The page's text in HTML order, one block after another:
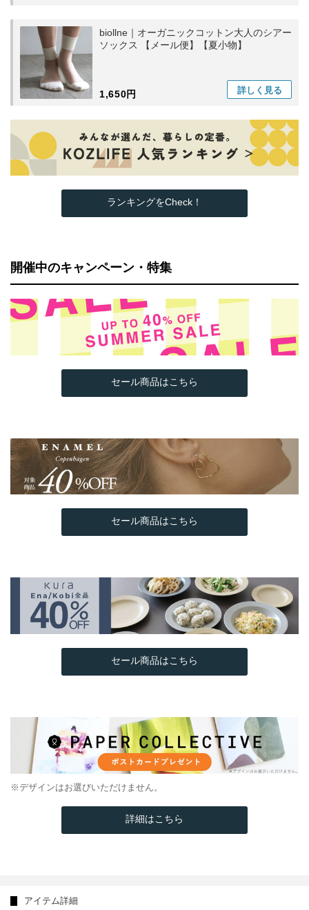
biollne｜オーガニックコットン大人のシアー
ソックス 【メール便】【夏小物】
1,650円 詳しく 見る
ランキングをCheck！
開催中のキャンペーン・特集
セール商品はこちら
セール商品はこちら
セール商品はこちら
※デザインはお選びいただけません。
詳細はこちら
アイテム詳細